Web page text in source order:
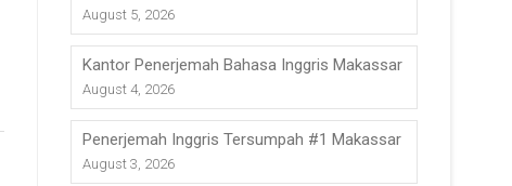
August 5, 2026
Kantor Penerjemah Bahasa Inggris Makassar
August 4, 2026
Penerjemah Inggris Tersumpah #1 Makassar
August 3, 2026